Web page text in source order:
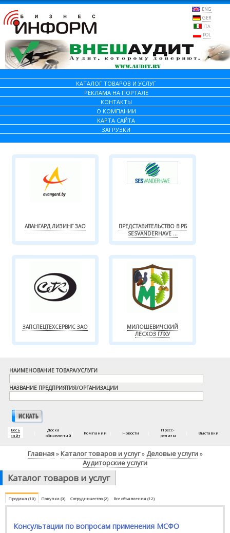
ENG
GER
ITA
POL
КАТАЛОГ ТОВАРОВ И УСЛУГ
РЕКЛАМА НА ПОРТАЛЕ
КОНТАКТЫ
О КОМПАНИИ
КАРТА САЙТА
ЗАГРУЗКИ
АВАНГАРД ЛИЗИНГ ЗАО
ПРЕДСТАВИТЕЛЬСТВО В РБ
SESVANDERHAVE ...
ЗАПСПЕЦТЕХСЕРВИС ЗАО
МИЛОШЕВИЧСКИЙ
ЛЕСХОЗ ГЛХУ
НАИМЕНОВАНИЕ ТОВАРА/УСЛУГИ
НАЗВАНИЕ ПРЕДПРИЯТИЯ/ОРГАНИЗАЦИИ
Весь
сайт
Доска
объявлений
Компании Новости
Пресс-
релизы
Выставки
Главная» Каталог товаров и услуг» Деловые услуги»
Аудиторские услуги
Каталог товаров и услуг
Продажа (10) Покупка (0) Сотрудничество (2) Все объявления (12)
Консультации по вопросам применения МСФО